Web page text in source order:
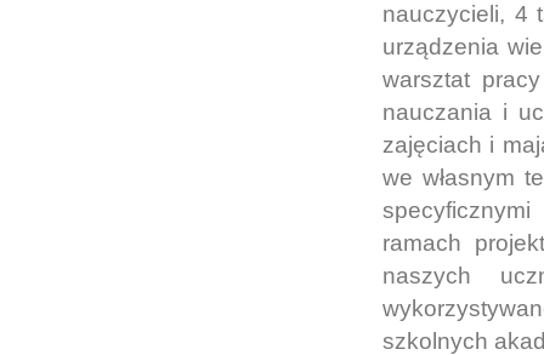
nauczycieli, 4
urządzenia
warsztat
nauczania i
zajęciach i
we własnym
ramach
naszych
szkolnych